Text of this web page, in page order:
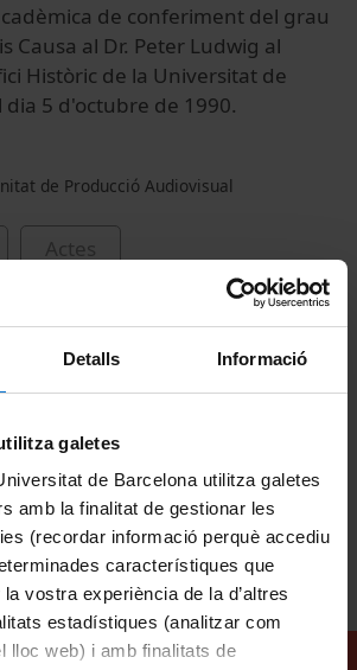
Detalls Informació
galetes
de Barcelona utilitza galetes
amb la finalitat de gestionar les
(recordar informació perquè accediu
característiques que
vostra experiència de la d’altres
estadístiques (analitzar com
lloc web) i amb finalitats de
de conferiment del grau
Causa al Dr. Peter Ludwig al
Històric de la Universitat de
dia 5 d'octubre de 1990.
de Producció Audiovisual
Actes
events
1990